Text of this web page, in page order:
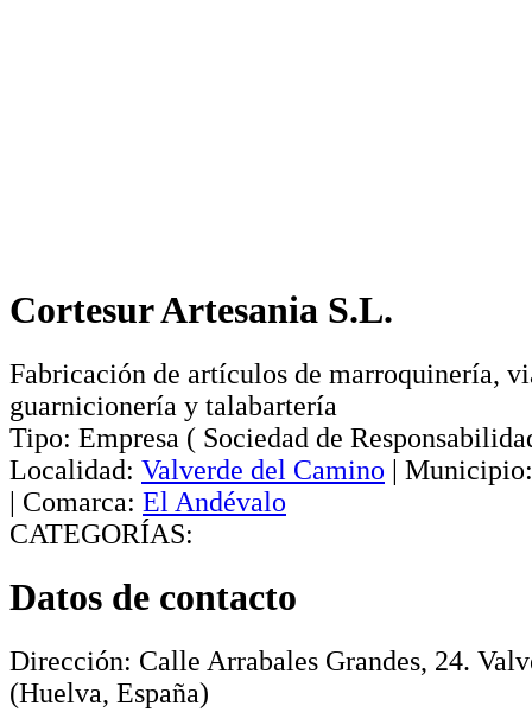
Cortesur Artesania S.L.
Fabricación de artículos de marroquinería,
guarnicionería y talabartería
Tipo: Empresa ( Sociedad de
Localidad: Valverde del Camino | Municipio:
| Comarca: El Andévalo
CATEGORÍAS:
Datos de contacto
Dirección: Calle Arrabales Grandes, 24.
(Huelva, España)